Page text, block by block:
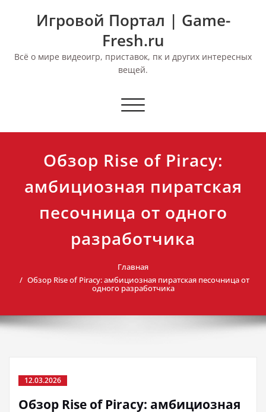
Игровой Портал | Game-
Fresh.ru
Всё о мире видеоигр, приставок, пк и других интересных
вещей.
Переключить
Обзор Rise of Piracy:
амбициозная пиратская
песочница от одного
разработчика
Главная
Обзор Rise of Piracy: амбициозная пиратская песочница от
одного разработчика
12.03.2026
Обзор Rise of Piracy: амбициозная